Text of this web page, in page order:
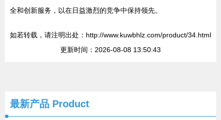
全和创新服务，以在日益激烈的竞争中保持领先。
如若转载，请注明出处：http://www.kuwbhlz.com/product/34.html
更新时间：2026-08-08 13:50:43
最新产品 Product